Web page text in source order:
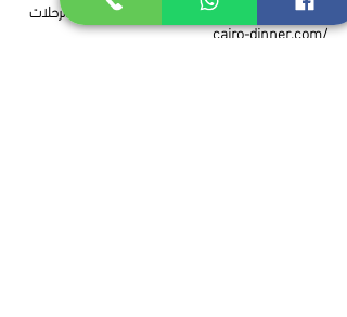
https://www.nilecruise-
cairo-dinner.com/